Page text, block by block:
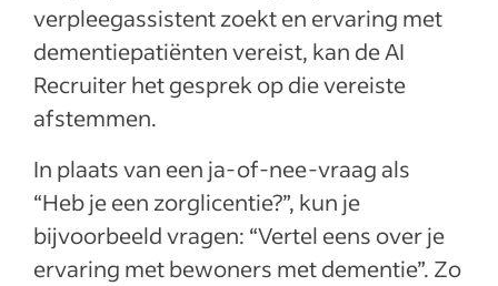
verpleegassistent zoekt en ervaring met
dementiepatiënten vereist, kan de AI
Recruiter het gesprek op die vereiste
afstemmen.
In plaats van een ja-of-nee-vraag als
“Heb je een zorglicentie?”, kun je
bijvoorbeeld vragen: “Vertel eens over je
ervaring met bewoners met dementie”. Zo